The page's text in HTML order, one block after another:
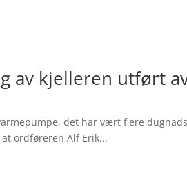
av kjelleren utført
det har vært flere
ordføreren Alf Erik...